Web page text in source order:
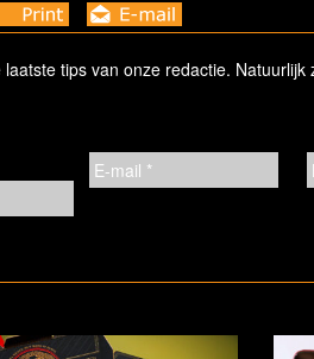
tips van onze redactie.